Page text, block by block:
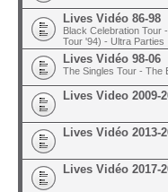
Lives Vidéo 86-98
Black Celebration Tour
Tour '94) - Ultra Parties
Lives Vidéo 98-06
The Singles Tour - The
Lives Video 2009-
Lives Vidéo 2013-
Lives Vidéo 2017-